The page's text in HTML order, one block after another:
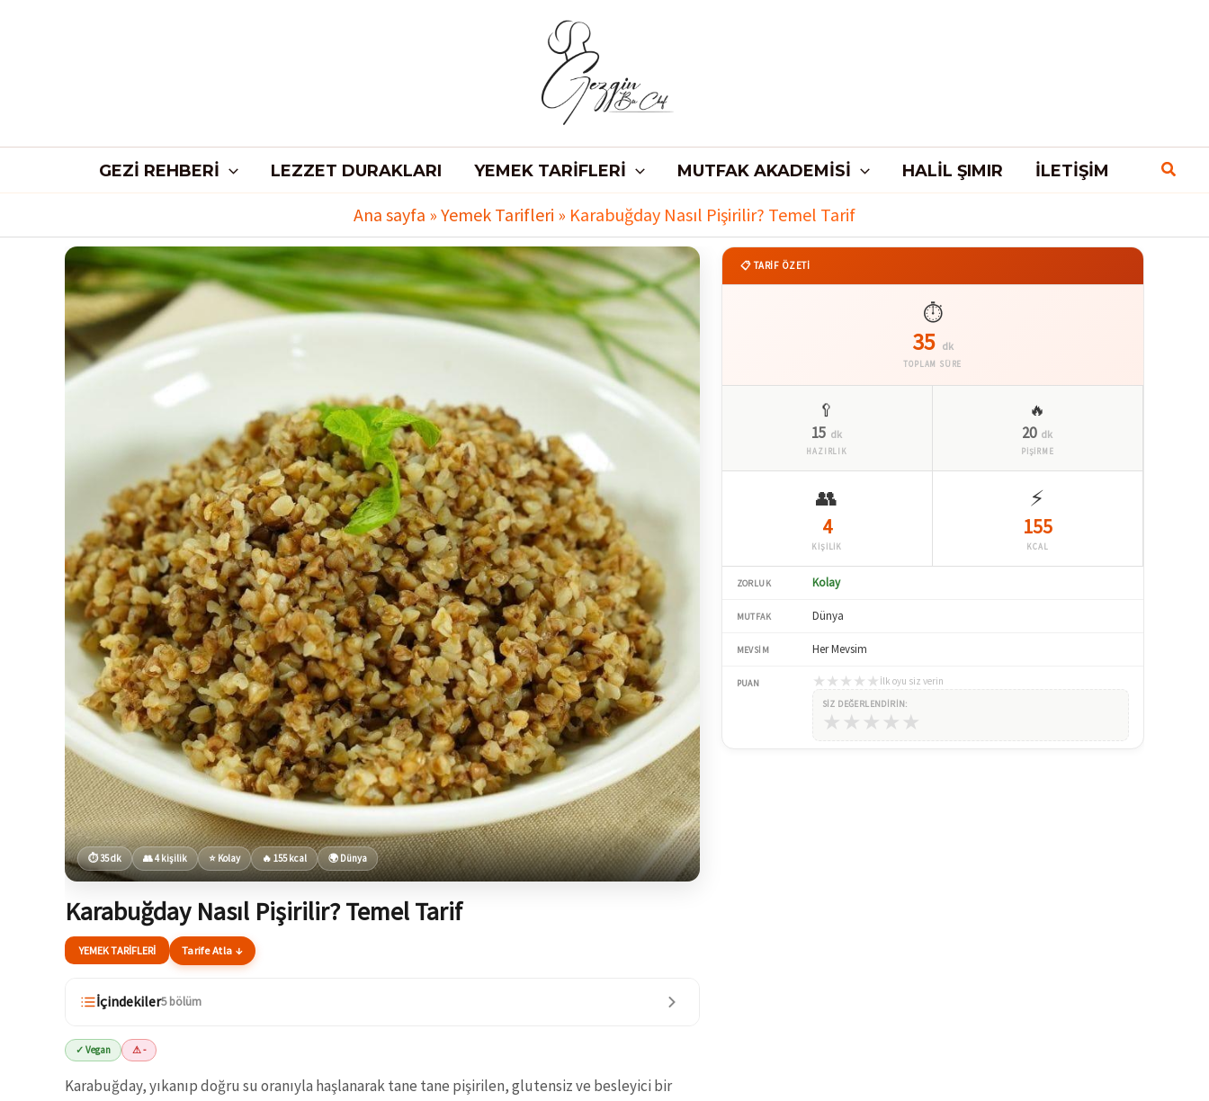
GEZI REHBERI LEZZET DURAKLARI YEMEK TARIFLERI MUTFAK AKADEMISI HALIL ŞIMIR İLETIŞIM
Ana sayfa » Yemek Tarifleri » Karabuğday Nasıl Pişirilir? Temel Tarif
⏱ 35 dk 👥 4 kişilik ⭐ Kolay 🔥 155 kcal 🌍 Dünya
Karabuğday Nasıl Pişirilir? Temel Tarif
YEMEK TARIFLERI Tarife Atla ↓
İçindekiler5 bölüm
✓ Vegan ⚠ -
Karabuğday, yıkanıp doğru su oranıyla haşlanarak tane tane pişirilen, glutensiz ve besleyici bir
📋 TARİF ÖZETİ
⏱️
35 dk
TOPLAM SÜRE
🥄
15 dk
HAZIRLIK
🔥
20 dk
PİŞİRME
👥
4
KİŞİLİK
⚡
155
KCAL
ZORLUK Kolay
MUTFAK Dünya
MEVSIM Her Mevsim
PUAN ★ ★ ★ ★ ★ İlk oyu siz verin
SIZ DEĞERLENDIRIN:
★ ★ ★ ★ ★